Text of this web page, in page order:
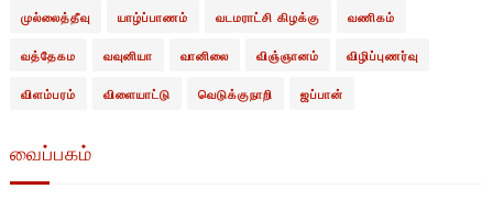
முல்லைத்தீவு யாழ்ப்பாணம் வடமராட்சி கிழக்கு வணிகம்
வத்தேகம வவுனியா வானிலை விஞ்ஞானம் விழிப்புணர்வு
விளம்பரம் விளையாட்டு வெடுக்குநாறி ஜப்பான்
வைப்பகம்